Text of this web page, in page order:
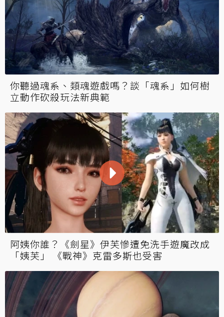
你聽過魂系、類魂遊戲嗎？談「魂系」如何樹
立動作砍殺玩法新典範
阿姨你誰？《劍星》伊芙慘遭免洗手遊魔改成
「姨芙」 《戰神》克雷多斯也受害